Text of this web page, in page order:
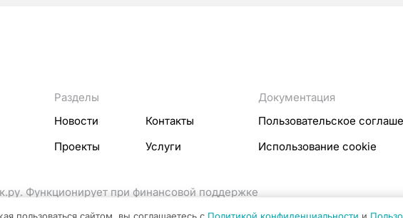
Разделы
Новости
Контакты
Проекты
Услуги
Документация
Пользовательское
Использование cookie
Функционирует при финансовой поддержке